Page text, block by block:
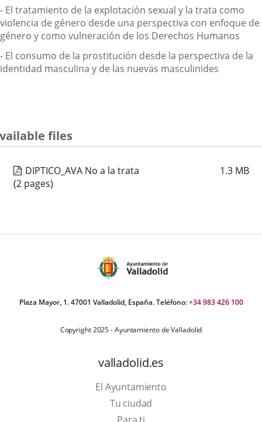
- El tratamiento de la explotación sexual y la trata como
violencia de género desde una perspectiva con enfoque de
género y como vulneración de los Derechos Humanos
- El consumo de la prostitución desde la perspectiva de la
identidad masculina y de las nuevas masculinides
files
DIPTICO_AVA No a la trata 1.3 MB
(2 pages)
Plaza Mayor, 1. 47001 Valladolid, España. Teléfono:+34 983 426 100
Copyright 2025 - Ayuntamiento de Valladolid
valladolid.es
El Ayuntamiento
Tu ciudad